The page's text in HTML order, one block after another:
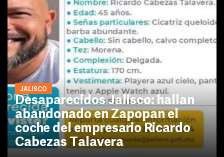
JALISCO
Desaparecidos Jalisco: hallan
abandonado en Zapopan el
coche del empresario Ricardo
Cabezas Talavera